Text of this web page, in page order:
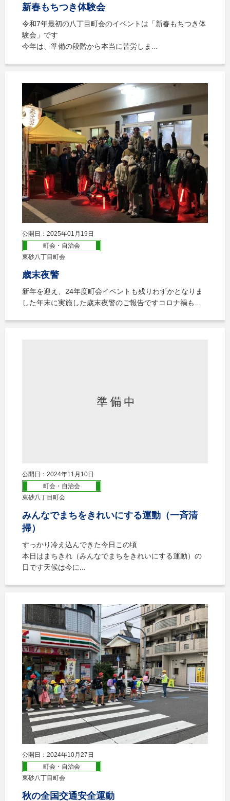
新春もちつき体験会
令和7年最初の八丁目町会のイベントは「新春もちつき体
験会」です
今年は、準備の段階から本当に苦労しま...
公開日：2025年01月19日
町会・自治会
東砂八丁目町会
歳末夜警
新年を迎え、24年度町会イベントも残りわずかとなりま
した年末に実施した歳末夜警のご報告ですコロナ禍も...
公開日：2024年11月10日
町会・自治会
東砂八丁目町会
みんなでまちをきれいにする運動（一斉清
掃）
すっかり冷え込んできた今日この頃
本日はまちきれ（みんなでまちをきれいにする運動）の
日です天候は今に...
公開日：2024年10月27日
町会・自治会
東砂八丁目町会
秋の全国交通安全運動